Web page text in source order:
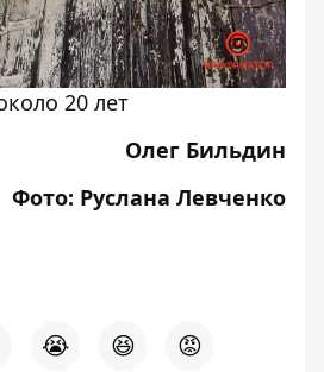
20 лет
Олег Бильдин
Фото: Руслана Левченко
😭 😆 😡